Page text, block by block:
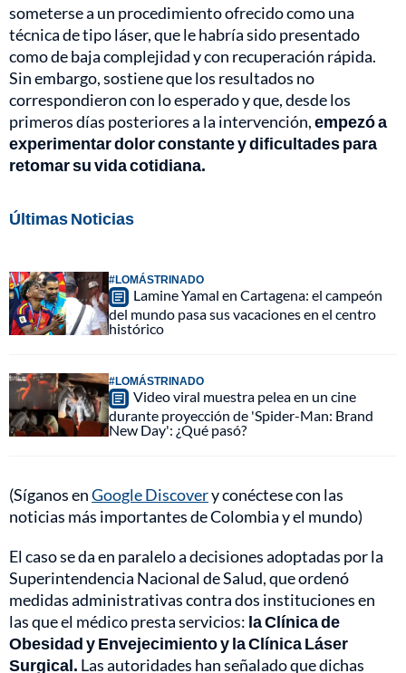
someterse a un procedimiento ofrecido como una
técnica de tipo láser, que le habría sido presentado
como de baja complejidad y con recuperación rápida.
Sin embargo, sostiene que los resultados no
correspondieron con lo esperado y que, desde los
primeros días posteriores a la intervención,empezó a
experimentar dolor constante y dificultades para
retomar su vida cotidiana.
Últimas Noticias
#LOMÁSTRINADO
Lamine Yamal en Cartagena: el campeón
del mundo pasa sus vacaciones en el centro
histórico
#LOMÁSTRINADO
Video viral muestra pelea en un cine
durante proyección de 'Spider-Man: Brand
New Day': ¿Qué pasó?
(Síganos enGoogle Discovery conéctese con las
noticias más importantes de Colombia y el mundo)
El caso se da en paralelo a decisiones adoptadas por la
Superintendencia Nacional de Salud, que ordenó
medidas administrativas contra dos instituciones en
las que el médico presta servicios: la Clínica de
Obesidad y Envejecimiento y la Clínica Láser
Surgical. Las autoridades han señalado que dichas